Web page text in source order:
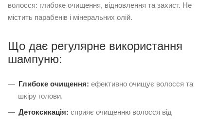
волосся: глибоке очищення, відновлення та захист. Не
містить парабенів і мінеральних олій.
Що дає регулярне використання
шампуню:
Глибоке очищення: ефективно очищує волосся та
шкіру голови.
Детоксикація: сприяє очищенню волосся від